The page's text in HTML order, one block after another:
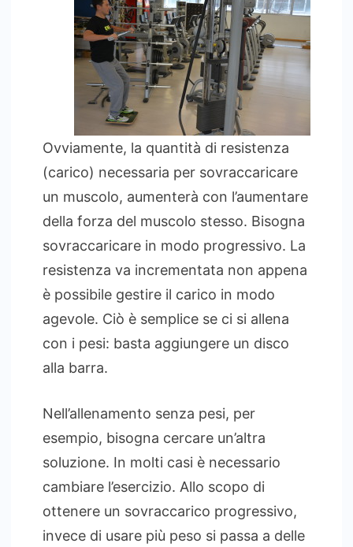
Ovviamente, la quantità di resistenza
(carico) necessaria per sovraccaricare
un muscolo, aumenterà con l’aumentare
della forza del muscolo stesso. Bisogna
sovraccaricare in modo progressivo. La
resistenza va incrementata non appena
è possibile gestire il carico in modo
agevole. Ciò è semplice se ci si allena
con i pesi: basta aggiungere un disco
alla barra.
Nell’allenamento senza pesi, per
esempio, bisogna cercare un’altra
soluzione. In molti casi è necessario
cambiare l’esercizio. Allo scopo di
ottenere un sovraccarico progressivo,
invece di usare più peso si passa a delle